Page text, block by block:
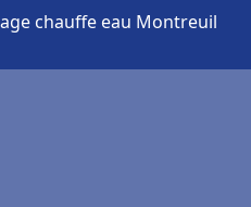
chauffe eau Montreuil